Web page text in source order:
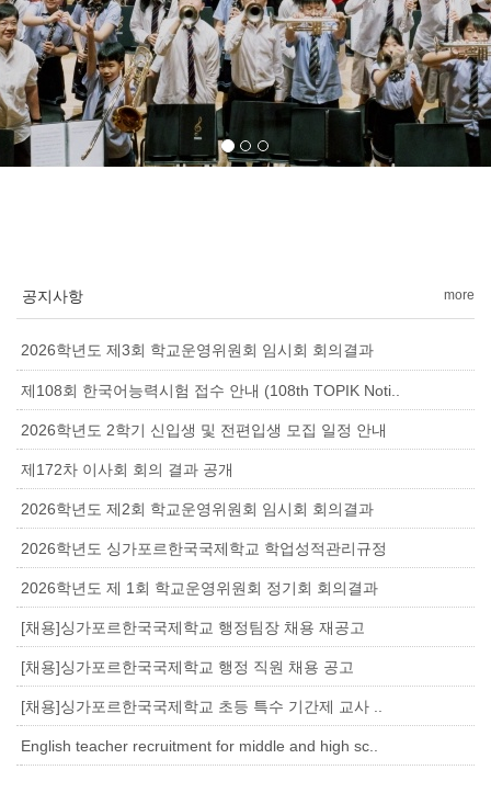
공지사항 more
2026학년도 제3회 학교운영위원회 임시회 회의결과
제108회 한국어능력시험 접수 안내 (108th TOPIK Noti..
2026학년도 2학기 신입생 및 전편입생 모집 일정 안내
제172차 이사회 회의 결과 공개
2026학년도 제2회 학교운영위원회 임시회 회의결과
2026학년도 싱가포르한국국제학교 학업성적관리규정
2026학년도 제 1회 학교운영위원회 정기회 회의결과
[채용]싱가포르한국국제학교 행정팀장 채용 재공고
[채용]싱가포르한국국제학교 행정 직원 채용 공고
[채용]싱가포르한국국제학교 초등 특수 기간제 교사 ..
English teacher recruitment for middle and high sc..